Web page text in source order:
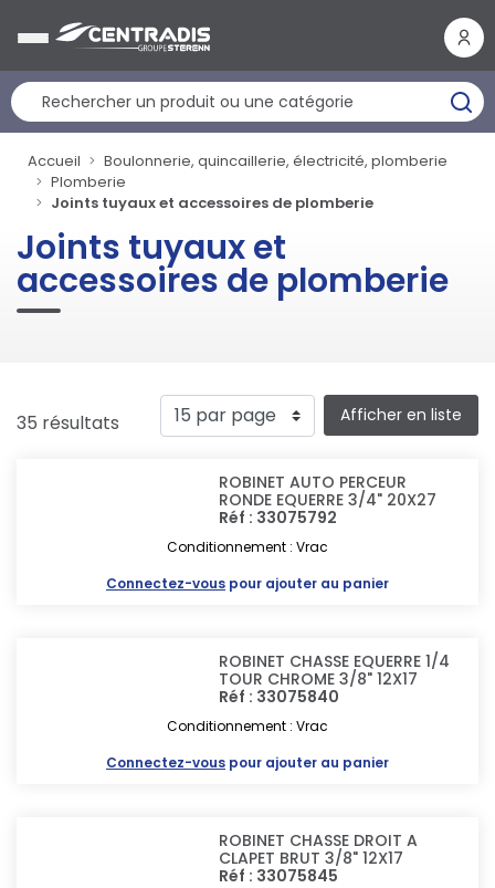
Accueil
Boulonnerie, quincaillerie, électricité, plomberie
Plomberie
Joints tuyaux et accessoires de plomberie
Joints tuyaux et
accessoires de plomberie
35 résultats Afficher en liste
ROBINET AUTO PERCEUR
RONDE EQUERRE 3/4" 20X27
Réf : 33075792
Conditionnement : Vrac
Connectez-vous pour ajouter au panier
ROBINET CHASSE EQUERRE 1/4
TOUR CHROME 3/8" 12X17
Réf : 33075840
Conditionnement : Vrac
Connectez-vous pour ajouter au panier
ROBINET CHASSE DROIT A
CLAPET BRUT 3/8" 12X17
Réf : 33075845